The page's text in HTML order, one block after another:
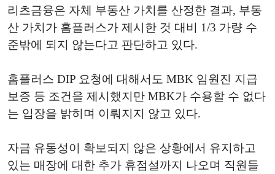
리츠금융은 자체 부동산 가치를 산정한 결과, 부동
산 가치가 홈플러스가 제시한 것 대비 1/3 가량 수
준밖에 되지 않는다고 판단하고 있다.
홈플러스 DIP 요청에 대해서도 MBK 임원진 지급
보증 등 조건을 제시했지만 MBK가 수용할 수 없다
는 입장을 밝히며 이뤄지지 않고 있다.
자금 유동성이 확보되지 않은 상황에서 유지하고
있는 매장에 대한 추가 휴점설까지 나오며 직원들